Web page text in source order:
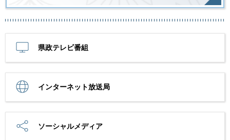
県政テレビ番組
インターネット放送局
ソーシャルメディア